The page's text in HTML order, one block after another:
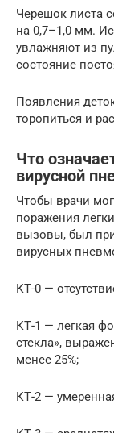
Черешок листа
на 0,7–1,0 мм.
увлажняют из
состояние
Появления
торопиться и
Что
вирусной
Чтобы врачи
поражения
вызовы, был
вирусных
КТ-0 —
КТ-1 — легкая
стекла»,
менее 25%;
КТ-2 —